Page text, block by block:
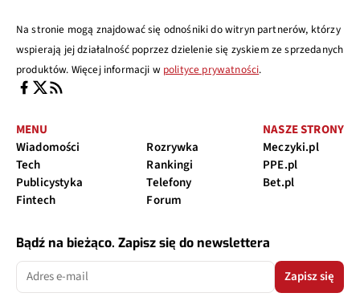
Na stronie mogą znajdować się odnośniki do witryn partnerów, którzy
wspierają jej działalność poprzez dzielenie się zyskiem ze sprzedanych
produktów. Więcej informacji w polityce prywatności.
MENU
Wiadomości
Tech
Publicystyka
Fintech
Rozrywka
Rankingi
Telefony
Forum
NASZE STRONY
Meczyki.pl
PPE.pl
Bet.pl
Bądź na bieżąco. Zapisz się do newslettera
Zapisz się